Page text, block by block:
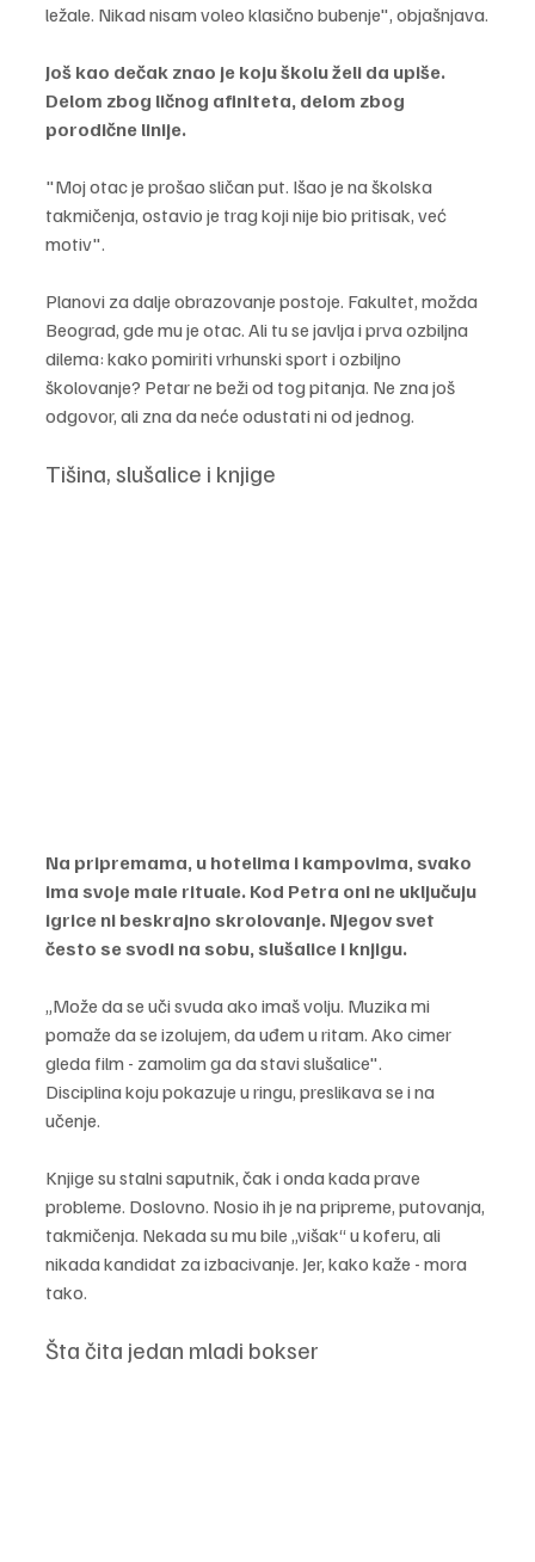
ležale. Nikad nisam voleo klasično bubenje", objašnjava.
Još kao dečak znao je koju školu želi da upiše.
Delom zbog ličnog afiniteta, delom zbog
porodične linije.
"Moj otac je prošao sličan put. Išao je na školska
takmičenja, ostavio je trag koji nije bio pritisak, već
motiv".
Planovi za dalje obrazovanje postoje. Fakultet, možda
Beograd, gde mu je otac. Ali tu se javlja i prva ozbiljna
dilema: kako pomiriti vrhunski sport i ozbiljno
školovanje? Petar ne beži od tog pitanja. Ne zna još
odgovor, ali zna da neće odustati ni od jednog.
Tišina, slušalice i knjige
Na pripremama, u hotelima i kampovima, svako
ima svoje male rituale. Kod Petra oni ne uključuju
igrice ni beskrajno skrolovanje. Njegov svet
često se svodi na sobu, slušalice i knjigu.
„Može da se uči svuda ako imaš volju. Muzika mi
pomaže da se izolujem, da uđem u ritam. Ako cimer
gleda film - zamolim ga da stavi slušalice".
Disciplina koju pokazuje u ringu, preslikava se i na
učenje.
Knjige su stalni saputnik, čak i onda kada prave
probleme. Doslovno. Nosio ih je na pripreme, putovanja,
takmičenja. Nekada su mu bile „višak“ u koferu, ali
nikada kandidat za izbacivanje. Jer, kako kaže - mora
tako.
Šta čita jedan mladi bokser